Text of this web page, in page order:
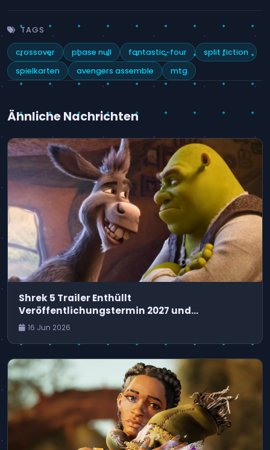
TAGS
crossover phase null fantastic-four
split fiction
spielkarten
avengers assemble mtg
Ähnliche Nachrichten
Shrek 5 Trailer Enthüllt
Veröffentlichungstermin 2027 und
Anhaltende Disney-Auseinandersetzung
16 Jun 2026